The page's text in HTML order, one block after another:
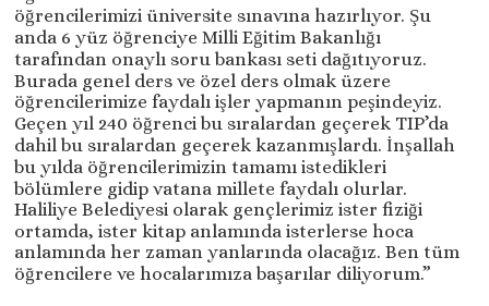
öğrencilerimizi üniversite sınavına hazırlıyor. Şu
anda 6 yüz öğrenciye Milli Eğitim Bakanlığı
tarafından onaylı soru bankası seti dağıtıyoruz.
Burada genel ders ve özel ders olmak üzere
öğrencilerimize faydalı işler yapmanın peşindeyiz.
Geçen yıl 240 öğrenci bu sıralardan geçerek TIP’da
dahil bu sıralardan geçerek kazanmışlardı. İnşallah
bu yılda öğrencilerimizin tamamı istedikleri
bölümlere gidip vatana millete faydalı olurlar.
Haliliye Belediyesi olarak gençlerimiz ister fiziği
ortamda, ister kitap anlamında isterlerse hoca
anlamında her zaman yanlarında olacağız. Ben tüm
öğrencilere ve hocalarımıza başarılar diliyorum.”